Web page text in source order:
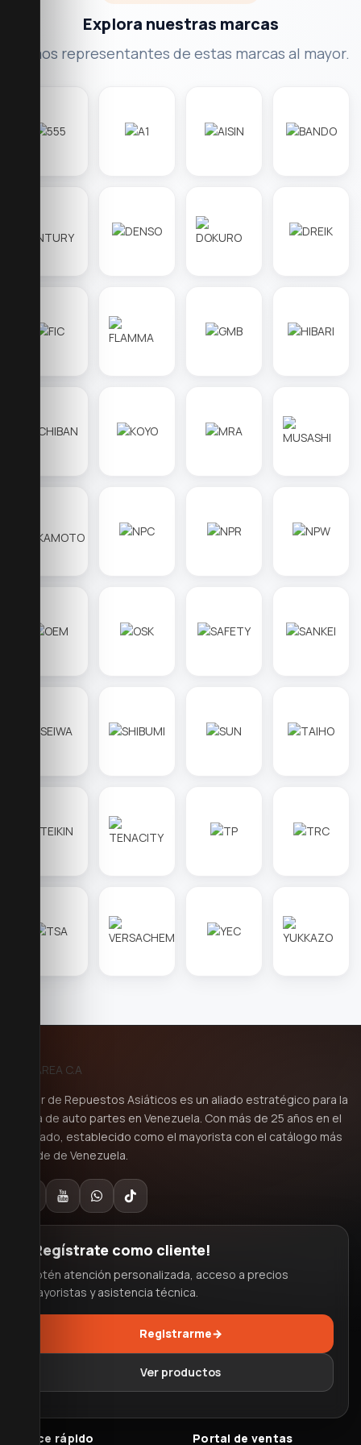
Explora nuestras marcas
Somos representantes de estas marcas al mayor.
Mayor de Repuestos Asiáticos es un aliado estratégico para la
venta de auto partes en Venezuela. Con más de 25 años en el
mercado, establecido como el mayorista con el catálogo más
grande de Venezuela.
¡Regístrate como cliente!
Obtén atención personalizada, acceso a precios
mayoristas y asistencia técnica.
Registrarme→
Ver productos
Enlace rápido Portal de ventas